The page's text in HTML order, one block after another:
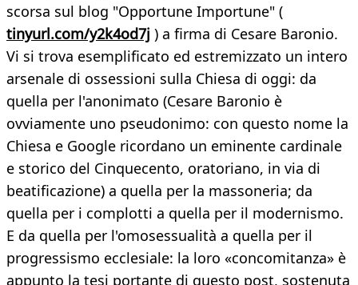
scorsa sul blog "Opportune Importune" (
tinyurl.com/y2k4od7j ) a firma di Cesare Baronio.
Vi si trova esemplificato ed estremizzato un intero
arsenale di ossessioni sulla Chiesa di oggi: da
quella per l'anonimato (Cesare Baronio è
ovviamente uno pseudonimo: con questo nome la
Chiesa e Google ricordano un eminente cardinale
e storico del Cinquecento, oratoriano, in via di
beatificazione) a quella per la massoneria; da
quella per i complotti a quella per il modernismo.
E da quella per l'omosessualità a quella per il
progressismo ecclesiale: la loro «concomitanza» è
appunto la tesi portante di questo post, sostenuta